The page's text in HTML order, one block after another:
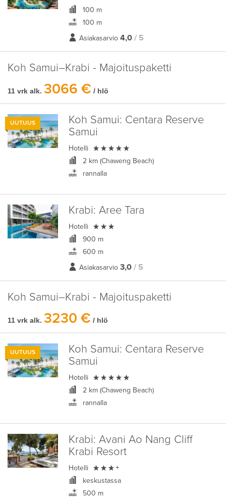
100 m
100 m
Asiakasarvio 4,0 / 5
Koh Samui–Krabi - Majoituspaketti
11 vrk alk. 3066 € / hlö
UUTUUS Koh Samui: Centara Reserve
Samui
Hotelli 
2 km (Chaweng Beach)
rannalla
Krabi: Aree Tara
Hotelli 
900 m
600 m
Asiakasarvio 3,0 / 5
Koh Samui–Krabi - Majoituspaketti
11 vrk alk. 3230 € / hlö
UUTUUS Koh Samui: Centara Reserve
Samui
Hotelli 
2 km (Chaweng Beach)
rannalla
Krabi: Avani Ao Nang Cliff
Krabi Resort
Hotelli  +
keskustassa
500 m